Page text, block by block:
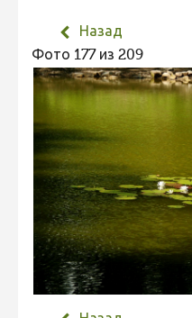
Фотоконкурс 2025
Не учитываются 2025
Видео 2025
Фотоконкурс 2024
Не учитываются 2024
Видео 2024
Фотоконкурс 2023
Не учитываются 2023
Назад
Фото 177 из 209